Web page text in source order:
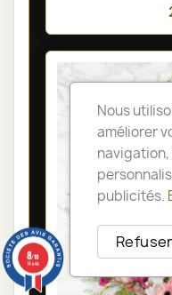
Nous
améliorer
publicités.
Refuser
8/10
14 avis